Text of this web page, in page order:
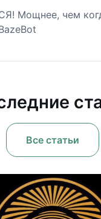
Мощнее, чем
Все статьи